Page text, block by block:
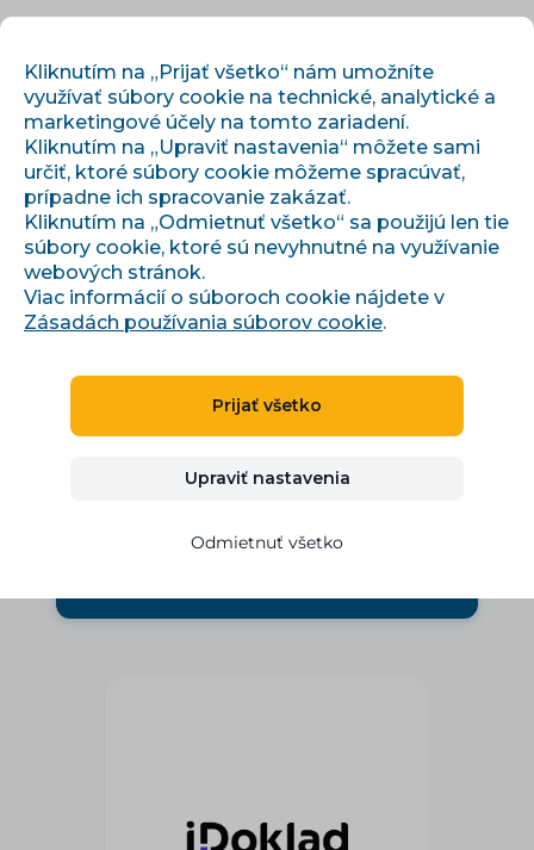
Úvod ›Integrácie› iDoklad
ČESKÁ REPUBLIKA, SLOVENSKO
iDoklad
Kliknutím na „Prijať všetko“ nám umožníte
využívať súbory cookie na technické, analytické a
marketingové účely na tomto zariadení.
Kliknutím na „Upraviť nastavenia“ môžete sami
určiť, ktoré súbory cookie môžeme spracúvať,
prípadne ich spracovanie zakázať.
Kliknutím na „Odmietnuť všetko“ sa použijú len tie
súbory cookie, ktoré sú nevyhnutné na využívanie
webových stránok.
Viac informácií o súboroch cookie nájdete v
Zásadách používania súborov cookie.
Prijať všetko
Upraviť nastavenia
Odmietnuť všetko